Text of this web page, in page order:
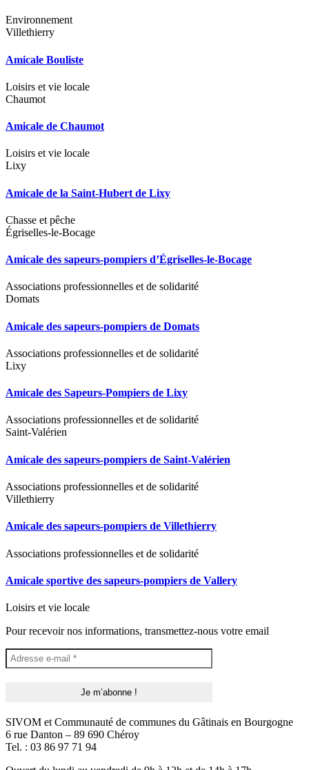
Environnement
Villethierry
Amicale Bouliste
Loisirs et vie locale
Chaumot
Amicale de Chaumot
Loisirs et vie locale
Lixy
Amicale de la Saint-Hubert de Lixy
Chasse et pêche
Égriselles-le-Bocage
Amicale des sapeurs-pompiers d’Égriselles-le-Bocage
Associations professionnelles et de solidarité
Domats
Amicale des sapeurs-pompiers de Domats
Associations professionnelles et de solidarité
Lixy
Amicale des Sapeurs-Pompiers de Lixy
Associations professionnelles et de solidarité
Saint-Valérien
Amicale des sapeurs-pompiers de Saint-Valérien
Associations professionnelles et de solidarité
Villethierry
Amicale des sapeurs-pompiers de Villethierry
Associations professionnelles et de solidarité
Amicale sportive des sapeurs-pompiers de Vallery
Loisirs et vie locale
Pour recevoir nos informations, transmettez-nous votre email
SIVOM et Communauté de communes du Gâtinais en Bourgogne
6 rue Danton – 89 690 Chéroy
Tel. : 03 86 97 71 94